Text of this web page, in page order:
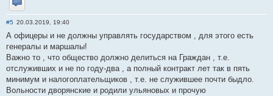
Отправить личное сообщение
#5 20.03.2019, 19:40
А офицеры и не должны управлять государством , для этого есть
генералы и маршалы!
Важно то , что общество должно делиться на Граждан , т.е.
отслуживших и не по году-два , а полный контракт лет так в пять
минимум и налогоплательщиков , т.е. не служившее почти быдло.
Вольности дворянские и родили ульяновых и прочую